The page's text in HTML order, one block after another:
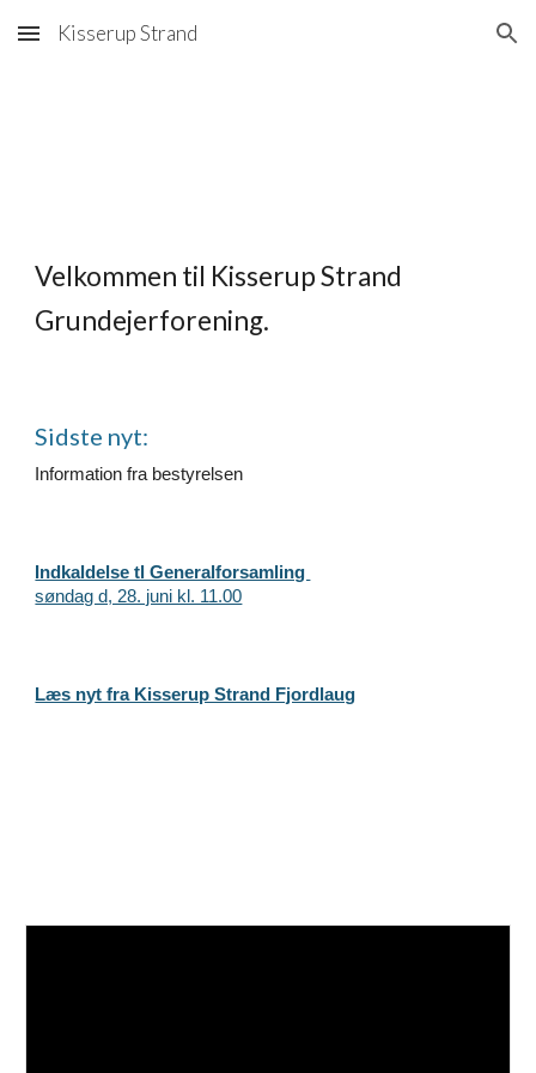
Skip to main content Skip to navigation
Kisserup Strand
Velkommen til Kisserup Strand
Grundejerforening.
Sidste nyt:
Information fra bestyrelsen
Indkaldelse tl Generalforsamling
søndag d, 28. juni kl. 11.00
Læs nyt fra Kisserup Strand Fjordlaug